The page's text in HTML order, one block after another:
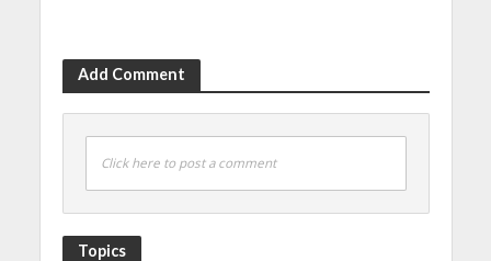
Add Comment
Click here to post a comment
Topics